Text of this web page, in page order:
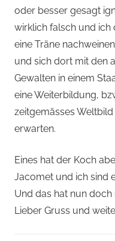
oder besser gesagt
wirklich falsch und ich
eine Träne
und sich dort mit den
Gewalten in einem
eine Weiterbildung,
zeitgemässes
erwarten.
Eines hat der Koch
Jacomet und ich sind
Und das hat nun
Lieber Gruss und